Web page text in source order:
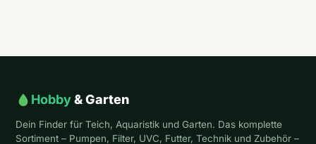
Hobby& Garten
Dein Finder für Teich, Aquaristik und Garten. Das komplette
Sortiment – Pumpen, Filter, UVC, Futter, Technik und Zubehör –